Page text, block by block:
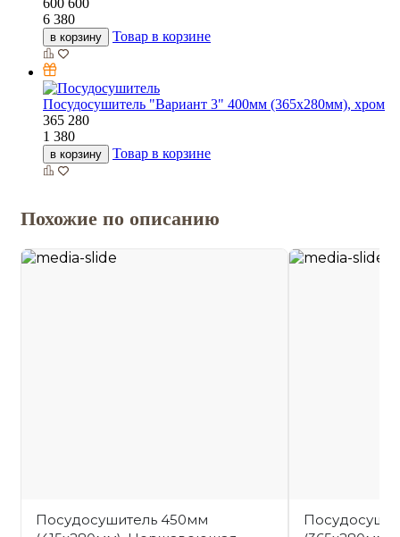
600 600
6 380
в корзину Товар в корзине
Посудосушитель "Вариант 3" 400мм (365х280мм), хром
365 280
1 380
в корзину Товар в корзине